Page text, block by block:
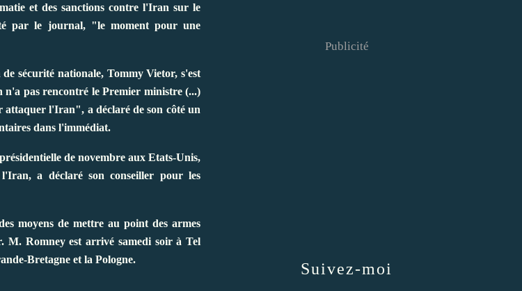
et des sanctions contre l'Iran sur le
par le journal, "le moment pour une
sécurité nationale, Tommy Vietor, s'est
pas rencontré le Premier ministre (...)
attaquer l'Iran", a déclaré de son côté un
dans l'immédiat.
de novembre aux Etats-Unis,
a déclaré son conseiller pour les
moyens de mettre au point des armes
M. Romney est arrivé samedi soir à Tel
Bretagne et la Pologne.
Suivez-moi
Publicité